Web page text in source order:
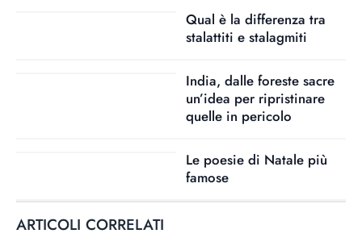
Qual è la differenza tra
stalattiti e stalagmiti
India, dalle foreste sacre
un’idea per ripristinare
quelle in pericolo
Le poesie di Natale più
famose
ARTICOLI CORRELATI